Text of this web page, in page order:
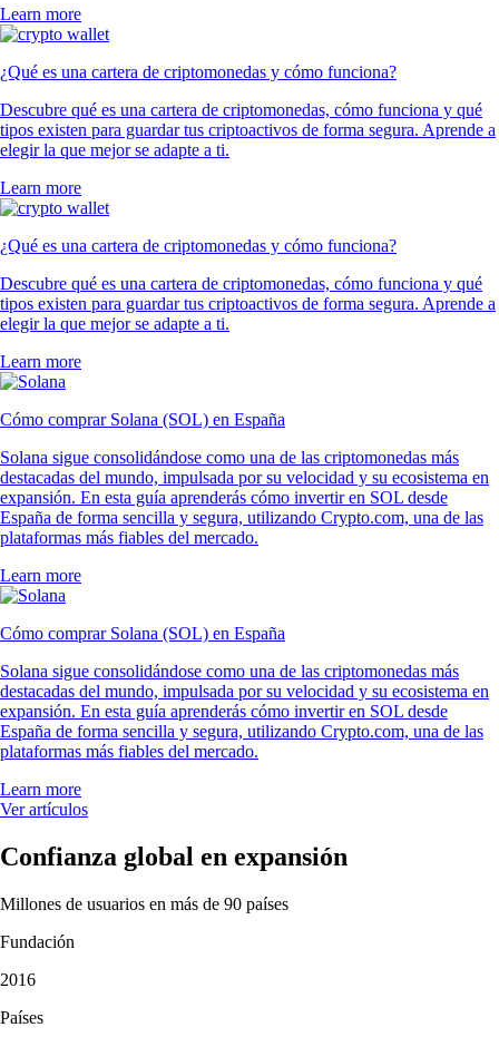
Learn more
¿Qué es una cartera de criptomonedas y cómo funciona?
Descubre qué es una cartera de criptomonedas, cómo funciona y qué
tipos existen para guardar tus criptoactivos de forma segura. Aprende a
elegir la que mejor se adapte a ti.
Learn more
¿Qué es una cartera de criptomonedas y cómo funciona?
Descubre qué es una cartera de criptomonedas, cómo funciona y qué
tipos existen para guardar tus criptoactivos de forma segura. Aprende a
elegir la que mejor se adapte a ti.
Learn more
Cómo comprar Solana (SOL) en España
Solana sigue consolidándose como una de las criptomonedas más
destacadas del mundo, impulsada por su velocidad y su ecosistema en
expansión. En esta guía aprenderás cómo invertir en SOL desde
España de forma sencilla y segura, utilizando Crypto.com, una de las
plataformas más fiables del mercado.
Learn more
Cómo comprar Solana (SOL) en España
Solana sigue consolidándose como una de las criptomonedas más
destacadas del mundo, impulsada por su velocidad y su ecosistema en
expansión. En esta guía aprenderás cómo invertir en SOL desde
España de forma sencilla y segura, utilizando Crypto.com, una de las
plataformas más fiables del mercado.
Learn more
Ver artículos
Confianza global en expansión
Millones de usuarios en más de 90 países
Fundación
2016
Países